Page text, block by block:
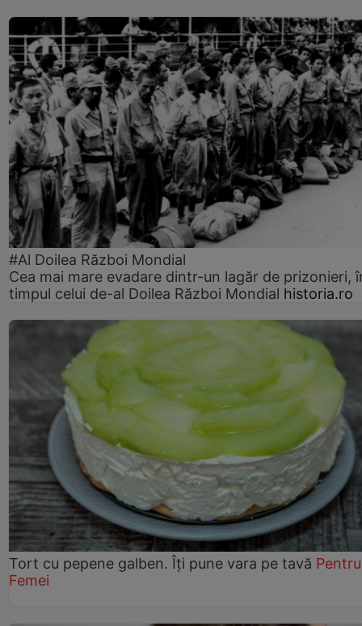
#Al Doilea Război Mondial
Cea mai mare evadare dintr-un lagăr de prizonieri,
timpul celui de-al Doilea Război Mondial historia.ro
Tort cu pepene galben. Îți pune vara pe tavă Pentru
Femei